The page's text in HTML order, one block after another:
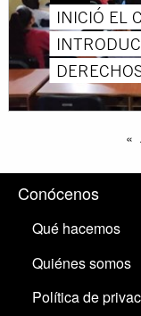
INICIÓ EL
Conócenos
Qué hacemos
Quiénes somos
Política de